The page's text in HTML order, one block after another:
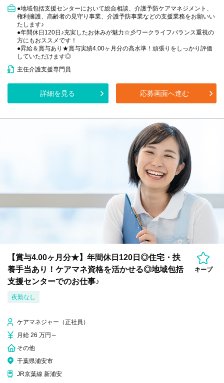
●地域包括支援センターにおいて総合相談、介護予防ケアマネジメント、
権利擁護、高齢者の見守り事業、介護予防事業などの支援業務をお願いい
たします♪
●年間休日120日♪充実したお休みが魅力☆彡ワークライフバランス重視の
方にもおススメです！
●昇給＆賞与あり★賞与実績4.00ヶ月分の高水準！頑張りをしっかり評価
していただけます◎
主任介護支援専門員
詳細を見る 応募画面へ進む
【賞与4.00ヶ月分★】年間休日120日◎住宅・扶
養手当あり！ケアマネ資格を活かせる◎地域包括
支援センターでのお仕事♪
キープ
夜勤なし
ケアマネジャー（正社員）
月給 26 万円～
その他
千葉県浦安市
JR京葉線 新浦安